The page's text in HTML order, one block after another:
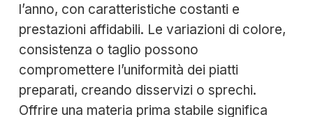
l’anno, con caratteristiche costanti e
prestazioni affidabili. Le variazioni di colore,
consistenza o taglio possono
compromettere l’uniformità dei piatti
preparati, creando disservizi o sprechi.
Offrire una materia prima stabile significa